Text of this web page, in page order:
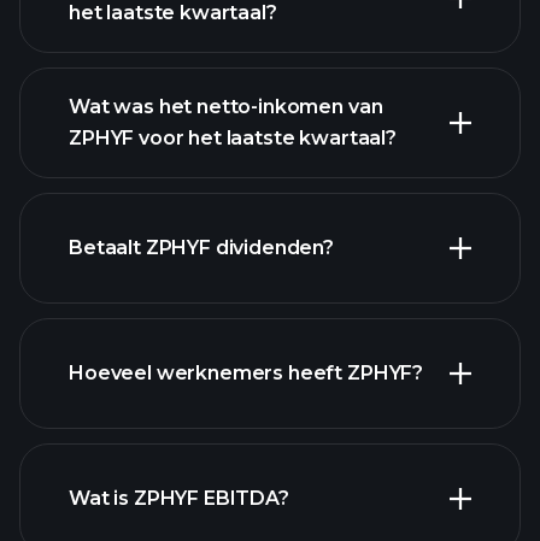
ZPHYF winst
het laatste kwartaal?
financiële rapporten
Wat was het netto-inkomen van
ZPHYF voor het laatste kwartaal?
rapporten
Betaalt ZPHYF dividenden?
hoog-dividend aandelen
Hoeveel werknemers heeft ZPHYF?
Wat is ZPHYF EBITDA?